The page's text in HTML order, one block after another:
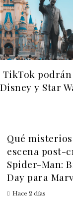
TikTok
y Star
Qué
escena post-
Spider-Man:
Day para
Hace 2 días